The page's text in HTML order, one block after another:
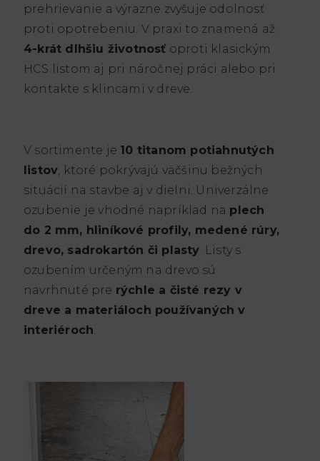
prehrievanie a výrazne zvyšuje odolnosť
proti opotrebeniu. V praxi to znamená až
4-krát dlhšiu životnosť oproti klasickým
HCS listom aj pri náročnej práci alebo pri
kontakte s klincami v dreve.
V sortimente je 10 titanom potiahnutých
listov, ktoré pokrývajú väčšinu bežných
situácií na stavbe aj v dielni. Univerzálne
ozubenie je vhodné napríklad na plech
do 2 mm, hliníkové profily, medené rúry,
drevo, sadrokartón či plasty. Listy s
ozubením určeným na drevo sú
navrhnuté pre rýchle a čisté rezy v
dreve a materiáloch používaných v
interiéroch.